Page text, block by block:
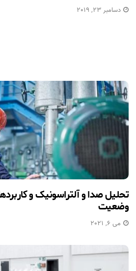
دسامبر 23, 2019
تحلیل صدا و آلتراسونیک و
وضعیت
می 6, 2021